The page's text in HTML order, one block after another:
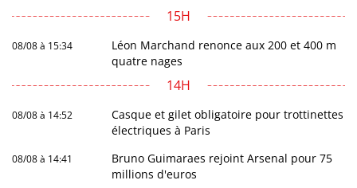
15H
08/08 à 15:34
Léon Marchand renonce aux 200 et 400 m
quatre nages
14H
08/08 à 14:52
Casque et gilet obligatoire pour trottinettes
électriques à Paris
08/08 à 14:41
Bruno Guimaraes rejoint Arsenal pour 75
millions d'euros